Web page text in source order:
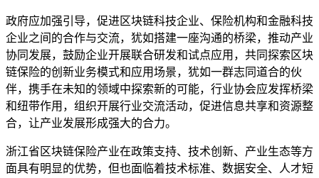
政府应加强引导，促进区块链科技企业、保险机构和金融科技
企业之间的合作与交流，犹如搭建一座沟通的桥梁，推动产业
协同发展，鼓励企业开展联合研发和试点应用，共同探索区块
链保险的创新业务模式和应用场景，犹如一群志同道合的伙
伴，携手在未知的领域中探索新的可能，行业协会应发挥桥梁
和纽带作用，组织开展行业交流活动，促进信息共享和资源整
合，让产业发展形成强大的合力。
浙江省区块链保险产业在政策支持、技术创新、产业生态等方
面具有明显的优势，但也面临着技术标准、数据安全、人才短